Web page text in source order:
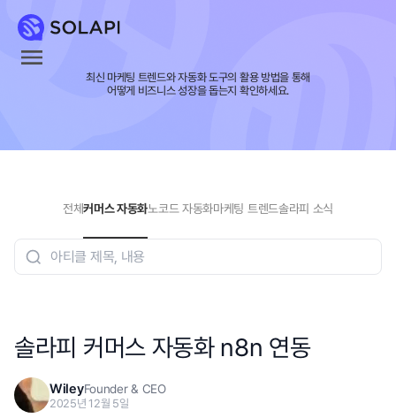
최신 마케팅 트렌드와 자동화 도구의 활용 방법을 통해
어떻게 비즈니스 성장을 돕는지 확인하세요.
전체커머스 자동화노코드 자동화마케팅 트렌드솔라피 소식
솔라피 커머스 자동화 n8n 연동
WileyFounder & CEO
2025년 12월 5일